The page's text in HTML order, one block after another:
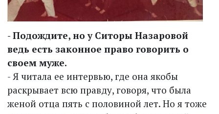
- Подождите, но у Ситоры Назаровой
ведь есть законное право говорить о
своем муже.
- Я читала ее интервью, где она якобы
раскрывает всю правду, говоря, что была
женой отца пять с половиной лет. Но я тоже